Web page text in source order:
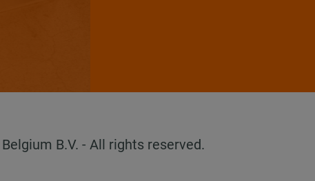
B.V. - All rights reserved.